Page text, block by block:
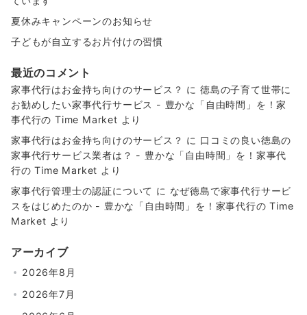
夏休みキャンペーンのお知らせ
子どもが自立するお片付けの習慣
最近のコメント
家事代行はお金持ち向けのサービス？ に徳島の子育て世帯に
お勧めしたい家事代行サービス - 豊かな「自由時間」を！家
事代行の Time Market より
家事代行はお金持ち向けのサービス？ に 口コミの良い徳島の
家事代行サービス業者は？ - 豊かな「自由時間」を！家事代
行の Time Market より
家事代行管理士の認証について に なぜ徳島で家事代行サービ
スをはじめたのか - 豊かな「自由時間」を！家事代行の Time
Market より
アーカイブ
2026年8月
2026年7月